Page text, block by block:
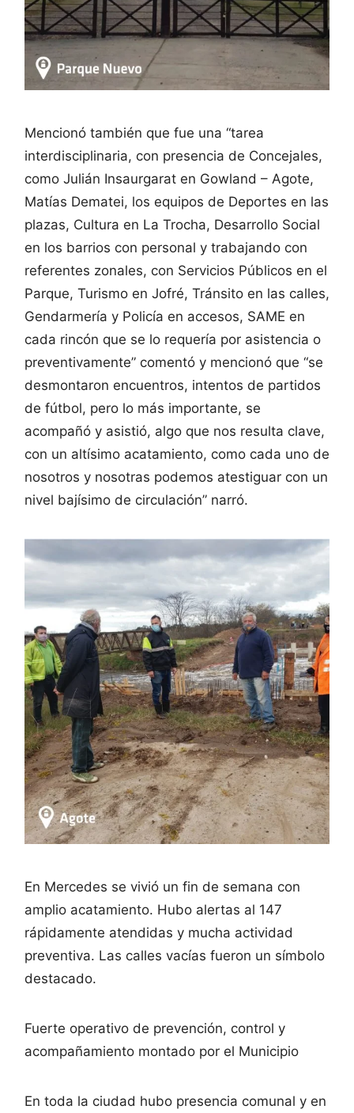
Mencionó también que fue una “tarea
interdisciplinaria, con presencia de Concejales,
como Julián Insaurgarat en Gowland – Agote,
Matías Dematei, los equipos de Deportes en las
plazas, Cultura en La Trocha, Desarrollo Social
en los barrios con personal y trabajando con
referentes zonales, con Servicios Públicos en el
Parque, Turismo en Jofré, Tránsito en las calles,
Gendarmería y Policía en accesos, SAME en
cada rincón que se lo requería por asistencia o
preventivamente” comentó y mencionó que “se
desmontaron encuentros, intentos de partidos
de fútbol, pero lo más importante, se
acompañó y asistió, algo que nos resulta clave,
con un altísimo acatamiento, como cada uno de
nosotros y nosotras podemos atestiguar con un
nivel bajísimo de circulación” narró.
En Mercedes se vivió un fin de semana con
amplio acatamiento. Hubo alertas al 147
rápidamente atendidas y mucha actividad
preventiva. Las calles vacías fueron un símbolo
destacado.
Fuerte operativo de prevención, control y
acompañamiento montado por el Municipio
En toda la ciudad hubo presencia comunal y en